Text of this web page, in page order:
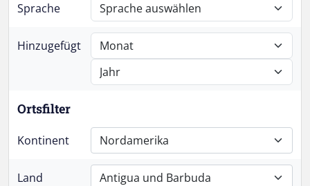
Sprache
Hinzugefügt
Ortsfilter
Kontinent Nordamerika
Land Antigua und Barbuda